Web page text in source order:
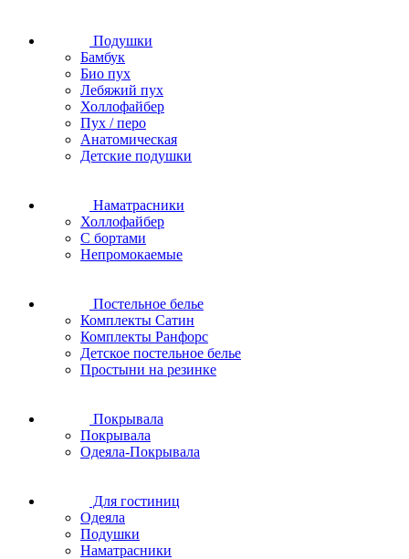
Подушки
Бамбук
Био пух
Лебяжий пух
Холлофайбер
Пух / перо
Анатомическая
Детские подушки
Наматрасники
Холлофайбер
С бортами
Непромокаемые
Постельное белье
Комплекты Сатин
Комплекты Ранфорс
Детское постельное белье
Простыни на резинке
Покрывала
Покрывала
Одеяла-Покрывала
Для гостиниц
Одеяла
Подушки
Наматрасники